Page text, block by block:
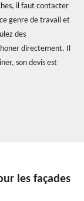
il faut contacter
genre de travail et
des
directement. Il
son devis est
les façades